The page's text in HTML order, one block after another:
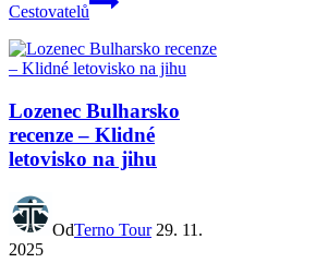
Cestovatelů
Lozenec Bulharsko
recenze – Klidné
letovisko na jihu
OdTerno Tour 29. 11.
2025